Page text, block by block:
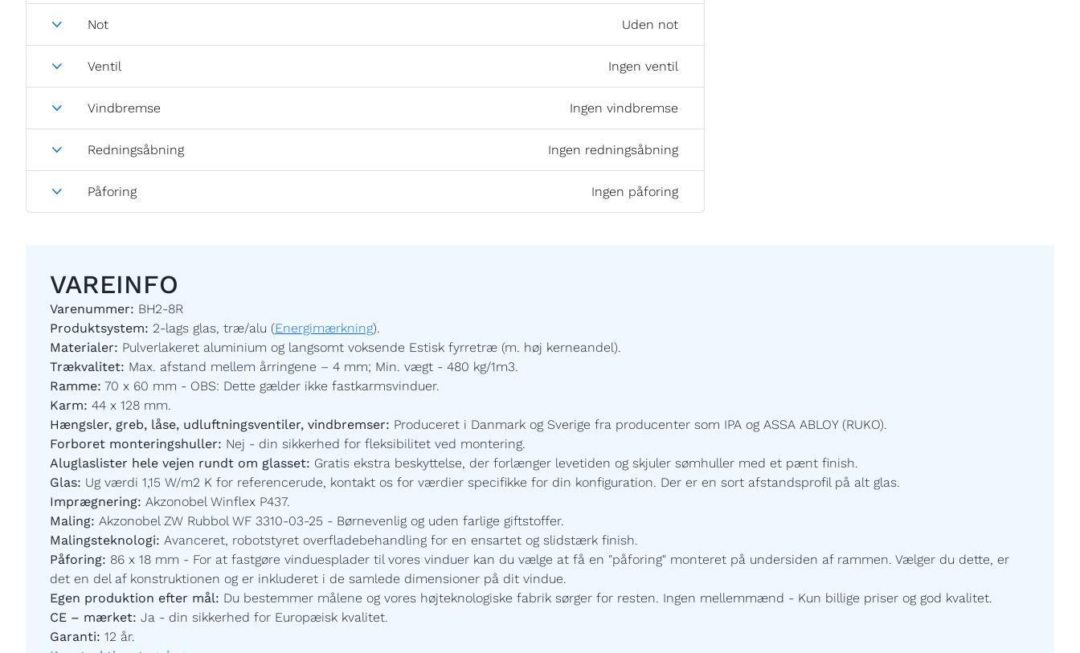
Not Uden not
Ventil Ingen ventil
Vindbremse Ingen vindbremse
Redningsåbning Ingen redningsåbning
Påforing Ingen påforing
VAREINFO
Varenummer: BH2-8R
Produktsystem: 2-lags glas, træ/alu (Energimærkning).
Materialer: Pulverlakeret aluminium og langsomt voksende Estisk fyrretræ (m. høj kerneandel).
Trækvalitet: Max. afstand mellem årringene – 4 mm; Min. vægt - 480 kg/1m3.
Ramme: 70 x 60 mm - OBS: Dette gælder ikke fastkarmsvinduer.
Karm: 44 x 128 mm.
Hængsler, greb, låse, udluftningsventiler, vindbremser: Produceret i Danmark og Sverige fra producenter som IPA og ASSA ABLOY (RUKO).
Forboret monteringshuller: Nej - din sikkerhed for fleksibilitet ved montering.
Aluglaslister hele vejen rundt om glasset: Gratis ekstra beskyttelse, der forlænger levetiden og skjuler sømhuller med et pænt finish.
Glas: Ug værdi 1,15 W/m2 K for referencerude, kontakt os for værdier specifikke for din konfiguration. Der er en sort afstandsprofil på alt glas.
Imprægnering: Akzonobel Winflex P437.
Maling: Akzonobel ZW Rubbol WF 3310-03-25 - Børnevenlig og uden farlige giftstoffer.
Malingsteknologi: Avanceret, robotstyret overfladebehandling for en ensartet og slidstærk finish.
Påforing: 86 x 18 mm - For at fastgøre vinduesplader til vores vinduer kan du vælge at få en "påforing" monteret på undersiden af rammen. Vælger du dette, er
det en del af konstruktionen og er inkluderet i de samlede dimensioner på dit vindue.
Egen produktion efter mål: Du bestemmer målene og vores højteknologiske fabrik sørger for resten. Ingen mellemmænd - Kun billige priser og god kvalitet.
CE – mærket: Ja - din sikkerhed for Europæisk kvalitet.
Garanti: 12 år.